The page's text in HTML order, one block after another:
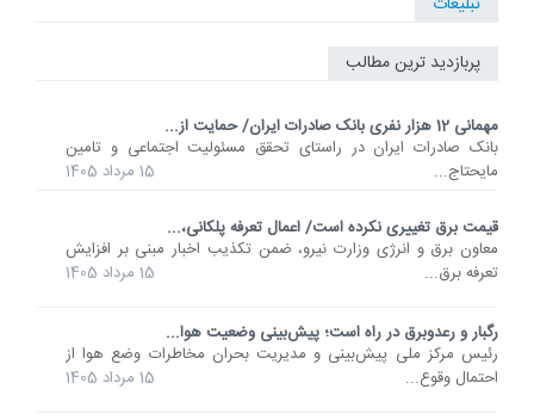
پربازدید ترین مطالب
مهمانی 12 هزار نفری بانک صادرات ایران/ حمایت از...
​بانک صادرات ایران در راستای تحقق مسئولیت اجتماعی و تامین
مایحتاج...
15 مرداد 1405
قیمت برق تغییری نکرده است/ اعمال تعرفه پلکانی،...
معاون برق و انرژی وزارت نیرو، ضمن تکذیب اخبار مبنی بر افزایش
تعرفه برق...
15 مرداد 1405
رگبار و رعدوبرق در راه است؛ پیش‌بینی وضعیت هوا...
رئیس مرکز ملی پیش‌بینی و مدیریت بحران مخاطرات وضع هوا از
احتمال وقوع...
15 مرداد 1405